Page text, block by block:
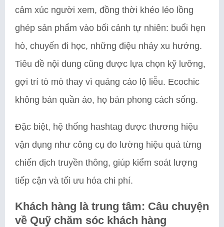
cảm xúc người xem, đồng thời khéo léo lồng
ghép sản phẩm vào bối cảnh tự nhiên: buổi hẹn
hò, chuyến đi học, những điệu nhảy xu hướng.
Tiêu đề nội dung cũng được lựa chọn kỹ lưỡng,
gợi trí tò mò thay vì quảng cáo lộ liễu. Ecochic
không bán quần áo, họ bán phong cách sống.
Đặc biệt, hệ thống hashtag được thương hiệu
vận dụng như công cụ đo lường hiệu quả từng
chiến dịch truyền thông, giúp kiểm soát lượng
tiếp cận và tối ưu hóa chi phí.
Khách hàng là trung tâm: Câu chuyện
về Quỹ chăm sóc khách hàng